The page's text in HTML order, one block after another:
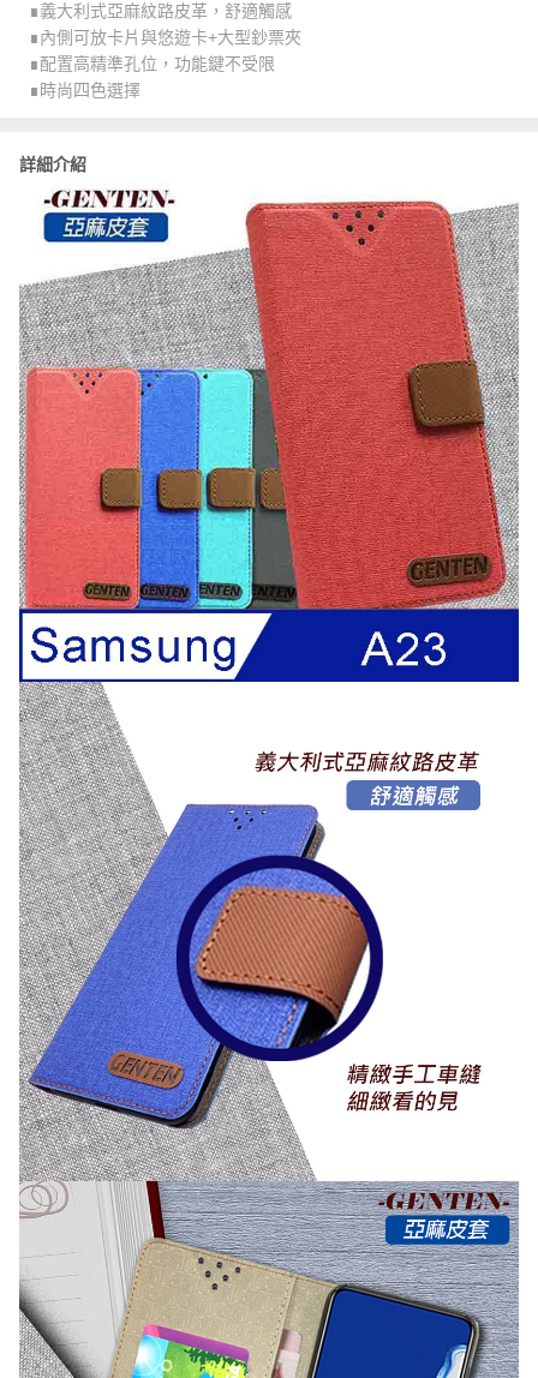
∎義大利式亞麻紋路皮革，舒適觸感
∎內側可放卡片與悠遊卡+大型鈔票夾
∎配置高精準孔位，功能鍵不受限
∎時尚四色選擇
詳細介紹